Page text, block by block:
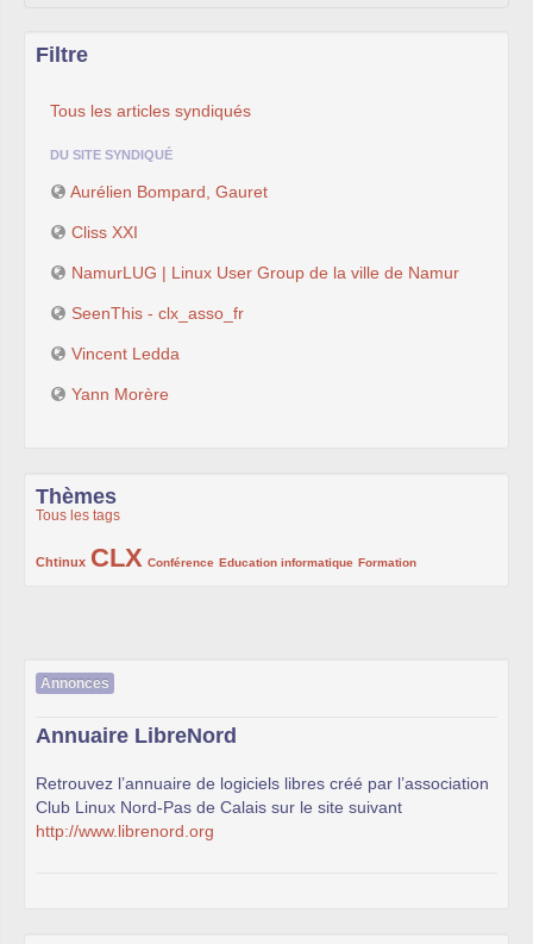
Filtre
Tous les articles syndiqués
DU SITE SYNDIQUÉ
Aurélien Bompard, Gauret
Cliss XXI
NamurLUG | Linux User Group de la ville de Namur
SeenThis - clx_asso_fr
Vincent Ledda
Yann Morère
Thèmes
Tous les tags
Chtinux
222/1002CLX
1002/1002 Conférence
132/1002 Education informatique
119/1002 Formation
168/1002
Annonces
Annuaire LibreNord
Retrouvez l’annuaire de logiciels libres créé par l’association
Club Linux Nord-Pas de Calais sur le site suivant
http://www.librenord.org